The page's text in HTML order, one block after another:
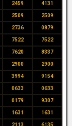
2459 4131
2509 2509
2736 0879
7522 7522
7620 8337
2900 2900
3994 9154
0633 0633
0179 9307
1631 1631
2113 6135